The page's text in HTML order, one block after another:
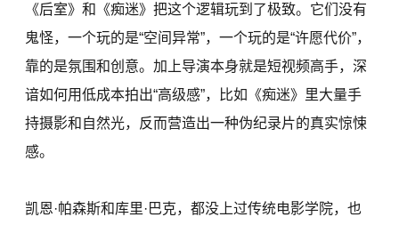
《后室》和《痴迷》把这个逻辑玩到了极致。它们没有
鬼怪，一个玩的是“空间异常”，一个玩的是“许愿代价”，
靠的是氛围和创意。加上导演本身就是短视频高手，深
谙如何用低成本拍出“高级感”，比如《痴迷》里大量手
持摄影和自然光，反而营造出一种伪纪录片的真实惊悚
感。
凯恩·帕森斯和库里·巴克，都没上过传统电影学院，也